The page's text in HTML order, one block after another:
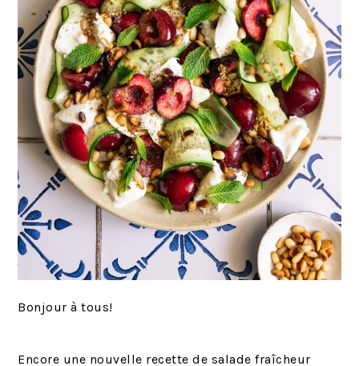
Bonjour à tous!
Encore une nouvelle recette de salade fraîcheur